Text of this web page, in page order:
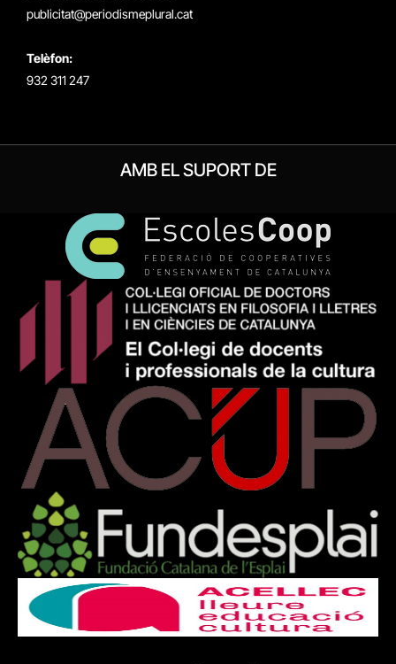
publicitat@periodismeplural.cat
Telèfon:
932 311 247
AMB EL SUPORT DE